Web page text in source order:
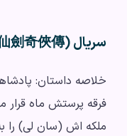
سریال Chinese Paladin (仙劍奇俠傳)
خلاصه داستان:
فرقه پرستش ماه قرار
ملکه اش (سان لی) را